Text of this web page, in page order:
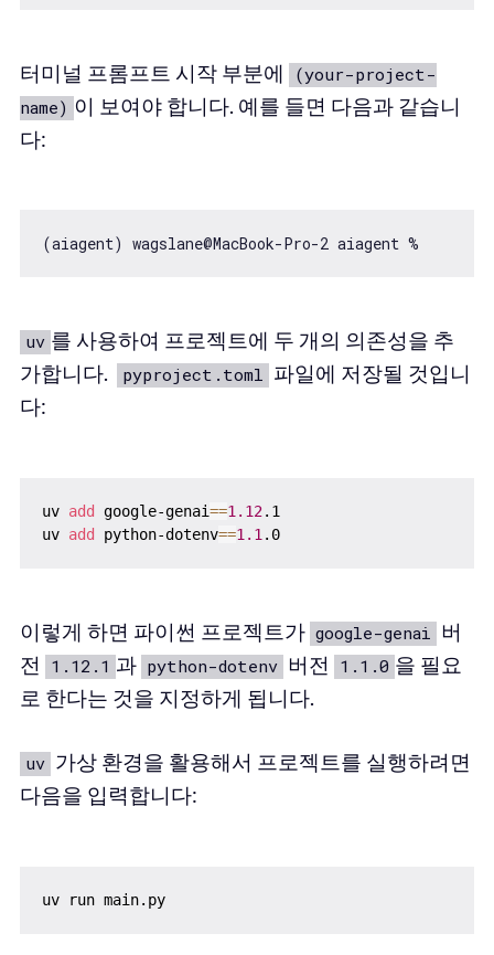
터미널 프롬프트 시작 부분에
(your-project-
name) 이 보여야 합니다. 예를 들면 다음과 같습니
다:
uv 를 사용하여 프로젝트에 두 개의 의존성을 추
가합니다.
pyproject.toml 파일에 저장될 것입니
다:
uv add google-genai==1.12.1
uv add python-dotenv==1.1 .0
이렇게 하면 파이썬 프로젝트가 google-genai
버
전
1.12.1 과 python-dotenv 버전 1.1.0 을 필요
로 한다는 것을 지정하게 됩니다.
uv 가상 환경을 활용해서 프로젝트를 실행하려면
다음을 입력합니다:
uv run main.py